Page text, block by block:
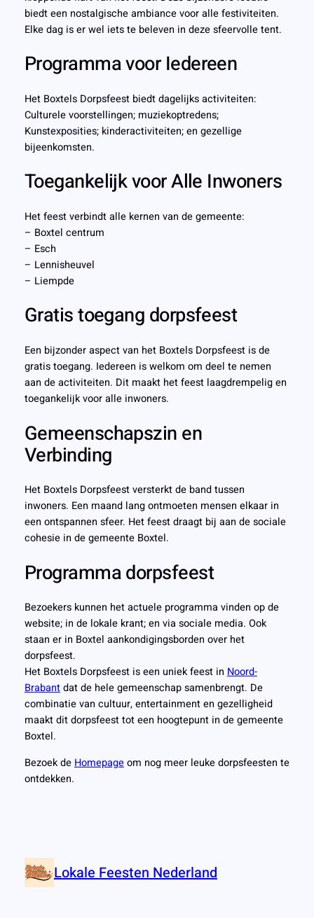
biedt een nostalgische ambiance voor alle festiviteiten.
Elke dag is er wel iets te beleven in deze sfeervolle tent.
Programma voor Iedereen
Het Boxtels Dorpsfeest biedt dagelijks activiteiten:
Culturele voorstellingen; muziekoptredens;
Kunstexposities; kinderactiviteiten; en gezellige
bijeenkomsten.
Toegankelijk voor Alle Inwoners
Het feest verbindt alle kernen van de gemeente:
– Boxtel centrum
– Esch
– Lennisheuvel
– Liempde
Gratis toegang dorpsfeest
Een bijzonder aspect van het Boxtels Dorpsfeest is de
gratis toegang. Iedereen is welkom om deel te nemen
aan de activiteiten. Dit maakt het feest laagdrempelig en
toegankelijk voor alle inwoners.
Gemeenschapszin en
Verbinding
Het Boxtels Dorpsfeest versterkt de band tussen
inwoners. Een maand lang ontmoeten mensen elkaar in
een ontspannen sfeer. Het feest draagt bij aan de sociale
cohesie in de gemeente Boxtel.
Programma dorpsfeest
Bezoekers kunnen het actuele programma vinden op de
website; in de lokale krant; en via sociale media. Ook
staan er in Boxtel aankondigingsborden over het
dorpsfeest.
Het Boxtels Dorpsfeest is een uniek feest inNoord-
Brabantdat de hele gemeenschap samenbrengt. De
combinatie van cultuur, entertainment en gezelligheid
maakt dit dorpsfeest tot een hoogtepunt in de gemeente
Boxtel.
Bezoek de Homepageom nog meer leuke dorpsfeesten te
ontdekken.
Lokale Feesten Nederland